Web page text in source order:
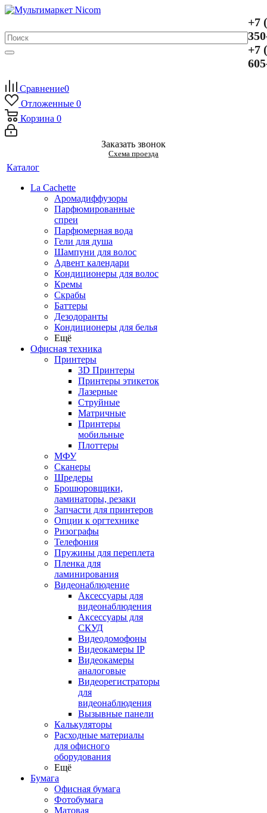
+7
+7
Сравнение0
Отложенные 0
Корзина 0
Заказать звонок
Схема проезда
Каталог
La Cachette
Аромадиффузоры
Парфюмированные
спреи
Парфюмерная вода
Гели для душа
Шампуни для волос
Адвент календари
Кондиционеры для волос
Кремы
Скрабы
Баттеры
Дезодоранты
Кондиционеры для белья
Ещё
Офисная техника
Принтеры
3D Принтеры
Принтеры этикеток
Лазерные
Струйные
Матричные
Принтеры
мобильные
Плоттеры
МФУ
Сканеры
Шредеры
Брошюровщики,
ламинаторы, резаки
Запчасти для принтеров
Опции к оргтехнике
Ризографы
Телефония
Пружины для переплета
Пленка для
ламинирования
Видеонаблюдение
Аксессуары для
видеонаблюдения
Аксессуары для
СКУД
Видеодомофоны
Видеокамеры IP
Видеокамеры
аналоговые
Видеорегистраторы
для
видеонаблюдения
Вызывные панели
Калькуляторы
Расходные материалы
для офисного
оборудования
Ещё
Бумага
Офисная бумага
Фотобумага
Матовая